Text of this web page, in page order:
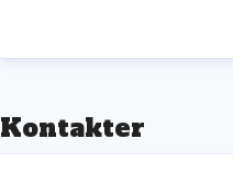
Kontakter